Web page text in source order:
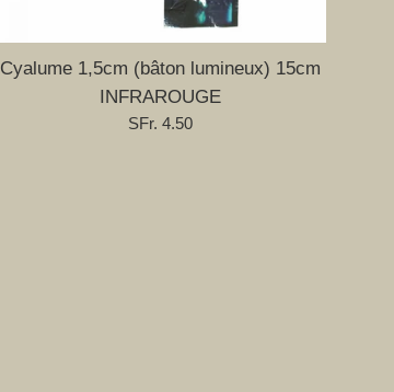
Cyalume 1,5cm (bâton lumineux) 15cm
INFRAROUGE
Prix
SFr. 4.50